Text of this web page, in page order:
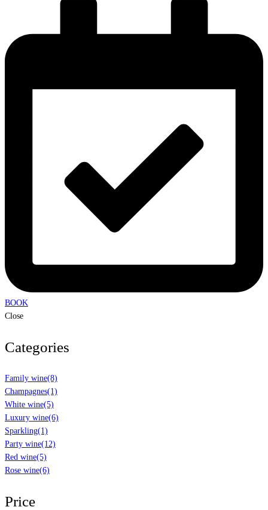
BOOK
Close
Categories
Family wine(8)
Champagnes(1)
White wine(5)
Luxury wine(6)
Sparkling(1)
Party wine(12)
Red wine(5)
Rose wine(6)
Price